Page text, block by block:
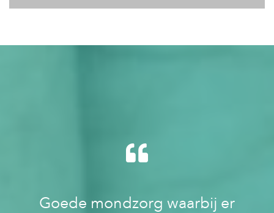
Goede mondzorg waarbij er